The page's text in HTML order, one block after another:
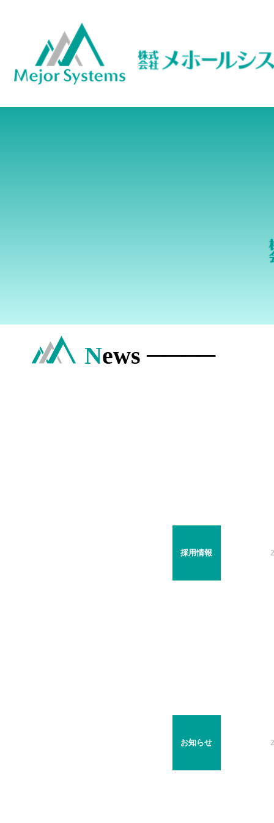
News ────
採用情報
お知らせ